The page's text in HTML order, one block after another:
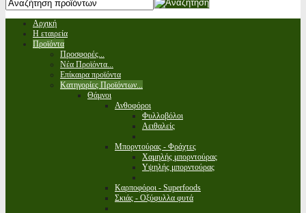
Αρχική
Η εταιρεία
Προϊόντα
Προσφορές...
Νέα Προϊόντα...
Επίκαιρα προϊόντα
Κατηγορίες Προϊόντων...
Θάμνοι
Ανθοφόροι
Φυλλοβόλοι
Αειθαλείς
Μπορντούρας - Φράχτες
Χαμηλής μπορντούρας
Υψηλής μπορντούρας
Καρποφόροι - Superfoods
Σκιάς - Οξύφυλλα φυτά